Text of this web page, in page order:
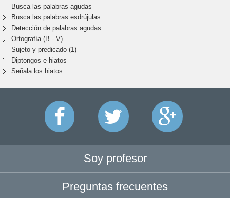
Busca las palabras agudas
Busca las palabras esdrújulas
Detección de palabras agudas
Ortografía (B - V)
Sujeto y predicado (1)
Diptongos e hiatos
Señala los hiatos
Soy profesor
Preguntas frecuentes